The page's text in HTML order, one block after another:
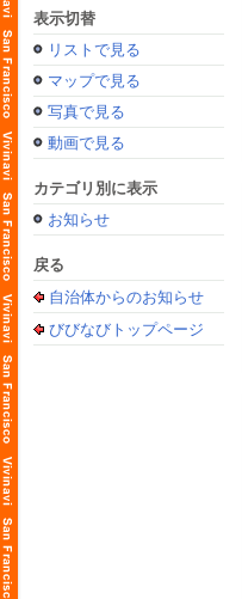
表示切替
リストで見る
マップで見る
写真で見る
動画で見る
カテゴリ別に表示
お知らせ
戻る
自治体からのお知らせ
びびなびトップページ